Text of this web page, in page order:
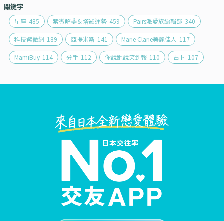
關鍵字
星座 485 紫微解夢＆塔羅運勢 459 Pairs派愛族編輯部 340
科技紫微網 189 亞提米斯 141 Marie Clarie美麗佳人 117
MamiBuy 114 分手 112 你說她說笑到報 110 占卜 107